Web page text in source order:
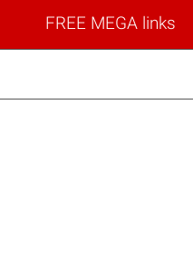
FREE MEGA links